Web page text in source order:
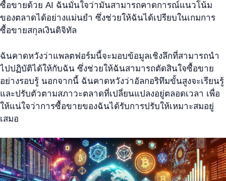
ซื้อขายด้วย AI ฉันมั่นใจว่ามันสามารถคาดการณ์แนวโน้ม
ของตลาดได้อย่างแม่นยำ ซึ่งช่วยให้ฉันได้เปรียบในเกมการ
ซื้อขายสกุลเงินดิจิทัล
ฉันคาดหวังว่าแพลตฟอร์มนี้จะมอบข้อมูลเชิงลึกที่สามารถนำ
ไปปฏิบัติได้ให้กับฉัน ซึ่งช่วยให้ฉันสามารถตัดสินใจซื้อขาย
อย่างรอบรู้ นอกจากนี้ ฉันคาดหวังว่าอัลกอริทึมขั้นสูงจะเรียนรู้
และปรับตัวตามสภาวะตลาดที่เปลี่ยนแปลงอยู่ตลอดเวลา เพื่อ
ให้แน่ใจว่าการซื้อขายของฉันได้รับการปรับให้เหมาะสมอยู่
เสมอ